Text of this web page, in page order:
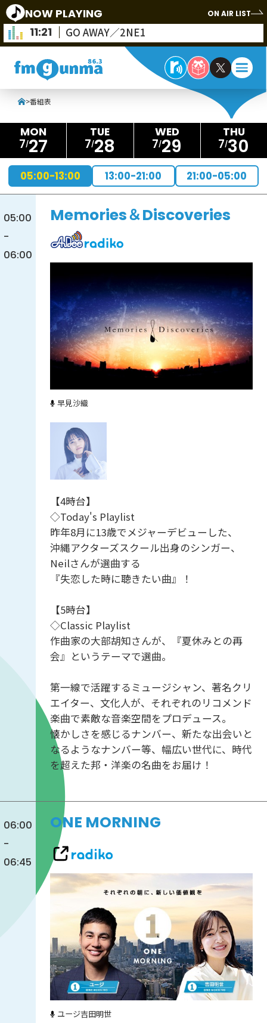
NOW PLAYING ON AIR LIST
11:21 GO AWAY／2NE1
>番組表
7 27 7 28 7 29 7 30
05:00-13:00 13:00-21:00 21:00-05:00
05:00
-
06:00
Memories＆Discoveries
早見沙織
【4時台】
◇Today's Playlist
昨年8月に13歳でメジャーデビューした、
沖縄アクターズスクール出身のシンガー、
Neilさんが選曲する
『失恋した時に聴きたい曲』！
【5時台】
◇Classic Playlist
作曲家の大部胡知さんが、『夏休みとの再
会』というテーマで選曲。
第一線で活躍するミュージシャン、著名クリ
エイター、文化人が、それぞれのリコメンド
楽曲で素敵な音楽空間をプロデュース。
懐かしさを感じるナンバー、新たな出会いと
なるようなナンバー等、幅広い世代に、時代
を超えた邦・洋楽の名曲をお届け！
06:00
-
06:45
ONE MORNING
ユージ吉田明世